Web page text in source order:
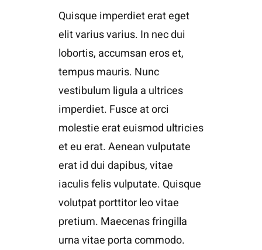
Quisque imperdiet erat eget
elit varius varius. In nec dui
lobortis, accumsan eros et,
tempus mauris. Nunc
vestibulum ligula a ultrices
imperdiet. Fusce at orci
molestie erat euismod ultricies
et eu erat. Aenean vulputate
erat id dui dapibus, vitae
iaculis felis vulputate. Quisque
volutpat porttitor leo vitae
pretium. Maecenas fringilla
urna vitae porta commodo.